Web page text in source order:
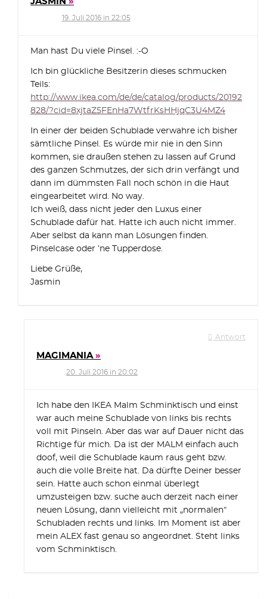
19. Juli 2016 in 22:05
Man hast Du viele Pinsel. :-O
Ich bin glückliche Besitzerin dieses schmucken
Teils:
http://www.ikea.com/de/de/catalog/products/20192
828/?cid=8xjtaZ5FEnHa7WtfrKsHHjqC3U4MZ4
In einer der beiden Schublade verwahre ich bisher
sämtliche Pinsel. Es würde mir nie in den Sinn
kommen, sie draußen stehen zu lassen auf Grund
des ganzen Schmutzes, der sich drin verfängt und
dann im dümmsten Fall noch schön in die Haut
eingearbeitet wird. No way.
Ich weiß, dass nicht jeder den Luxus einer
Schublade dafür hat. Hatte ich auch nicht immer.
Aber selbst da kann man Lösungen finden.
Pinselcase oder ’ne Tupperdose.
Liebe Grüße,
Jasmin
Antwort
MAGIMANIA
20. Juli 2016 in 20:02
Ich habe den IKEA Malm Schminktisch und einst
war auch meine Schublade von links bis rechts
voll mit Pinseln. Aber das war auf Dauer nicht das
Richtige für mich. Da ist der MALM einfach auch
doof, weil die Schublade kaum raus geht bzw.
auch die volle Breite hat. Da dürfte Deiner besser
sein. Hatte auch schon einmal überlegt
umzusteigen bzw. suche auch derzeit nach einer
neuen Lösung, dann vielleicht mit „normalen“
Schubladen rechts und links. Im Moment ist aber
mein ALEX fast genau so angeordnet. Steht links
vom Schminktisch.